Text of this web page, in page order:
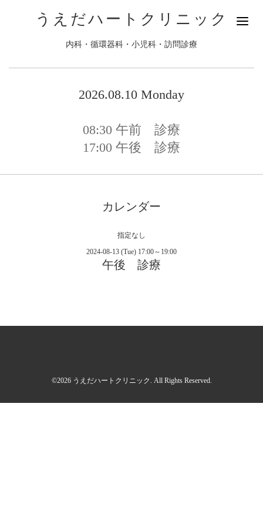
うえだハートクリニック
内科・循環器科・小児科・訪問診療
2026.08.10 Monday
08:30 午前 診療
17:00 午後 診療
カレンダー
指定なし
2024-08-13 (Tue) 17:00～19:00
午後 診療
©2026 うえだハートクリニック . All Rights Reserved.